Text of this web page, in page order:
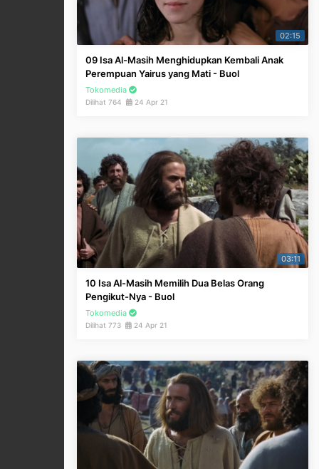
02:15
09 Isa Al-Masih Menghidupkan Kembali Anak
Perempuan Yairus yang Mati - Buol
Tokomedia
Dilihat 764 24 Apr 21
03:11
10 Isa Al-Masih Memilih Dua Belas Orang
Pengikut-Nya - Buol
Tokomedia
Dilihat 773 24 Apr 21